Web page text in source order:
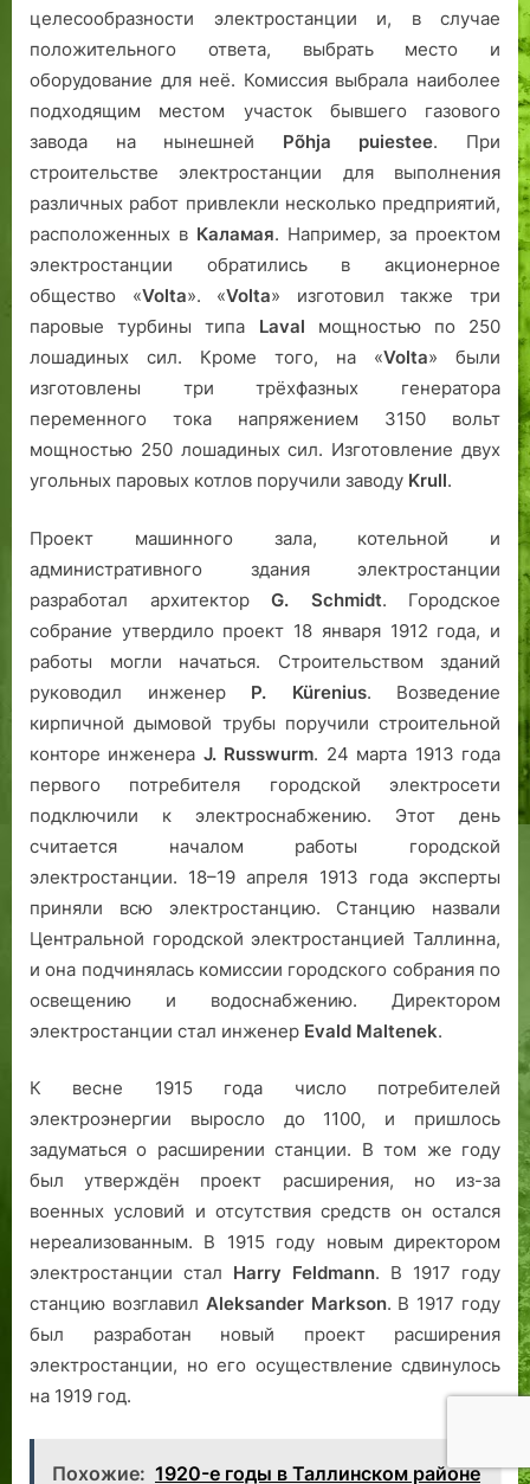
целесообразности электростанции и, в случае
положительного ответа, выбрать место и
оборудование для неё. Комиссия выбрала наиболее
подходящим местом участок бывшего газового
завода на нынешней Põhja puiestee. При
строительстве электростанции для выполнения
различных работ привлекли несколько предприятий,
расположенных в Каламая. Например, за проектом
электростанции обратились в акционерное
общество «Volta». «Volta» изготовил также три
паровые турбины типа Laval мощностью по 250
лошадиных сил. Кроме того, на «Volta» были
изготовлены три трёхфазных генератора
переменного тока напряжением 3150 вольт
мощностью 250 лошадиных сил. Изготовление двух
угольных паровых котлов поручили заводу Krull.
Проект машинного зала, котельной и
административного здания электростанции
разработал архитектор G. Schmidt. Городское
собрание утвердило проект 18 января 1912 года, и
работы могли начаться. Строительством зданий
руководил инженер P. Kürenius. Возведение
кирпичной дымовой трубы поручили строительной
конторе инженера J. Russwurm. 24 марта 1913 года
первого потребителя городской электросети
подключили к электроснабжению. Этот день
считается началом работы городской
электростанции. 18–19 апреля 1913 года эксперты
приняли всю электростанцию. Станцию назвали
Центральной городской электростанцией Таллинна,
и она подчинялась комиссии городского собрания по
освещению и водоснабжению. Директором
электростанции стал инженер Evald Maltenek.
К весне 1915 года число потребителей
электроэнергии выросло до 1100, и пришлось
задуматься о расширении станции. В том же году
был утверждён проект расширения, но из-за
военных условий и отсутствия средств он остался
нереализованным. В 1915 году новым директором
электростанции стал Harry Feldmann. В 1917 году
станцию возглавил Aleksander Markson. В 1917 году
был разработан новый проект расширения
электростанции, но его осуществление сдвинулось
на 1919 год.
Похожие: 1920-е годы в Таллинском районе